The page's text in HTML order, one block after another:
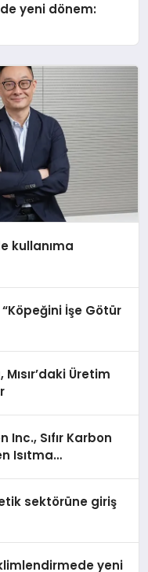
yeni dönem:
kullanıma
İşe Götür
Üretim
Inc., Sıfır Karbon
Isıtma
sektörüne giriş
yeni